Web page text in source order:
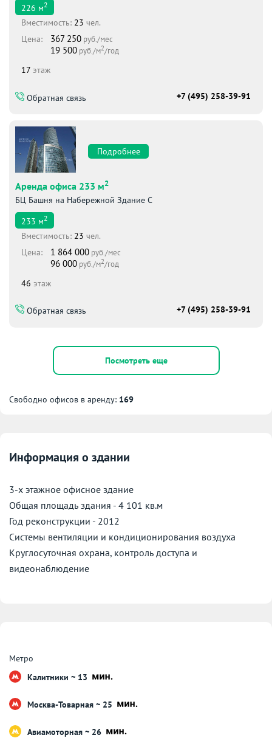
226 м2
Вместимоcть: 23 чел.
Цена:
367 250 руб./мес
19 500 руб./м2/год
17 этаж
Обратная связь +7 (495) 258-39-91
Подробнее
Аренда офиса 233 м2
БЦ Башня на Набережной Здание С
233 м2
Вместимоcть: 23 чел.
Цена:
1 864 000 руб./мес
96 000 руб./м2/год
46 этаж
Обратная связь +7 (495) 258-39-91
Посмотреть еще
Свободно офисов в аренду: 169
Информация о здании
3-x этажное офисное здание
Общая площадь здания - 4 101 кв.м
Год реконструкции - 2012
Системы вентиляции и кондиционирования воздуха
Круглосуточная охрана, контроль доступа и
видеонаблюдение
Метро
Калитники ~ 13
Москва-Товарная ~ 25
Авиамоторная ~ 26